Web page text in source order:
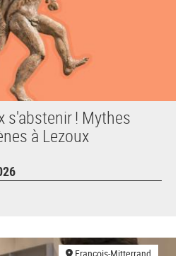
s'abstenir ! Mythes
à Lezoux
François-Mitterrand